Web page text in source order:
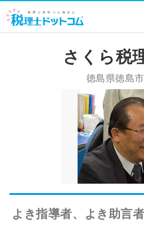
さくら税
徳島県徳島
よき指導者、よき助言